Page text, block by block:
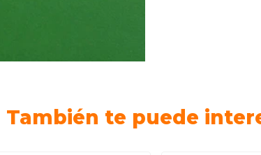
También te puede